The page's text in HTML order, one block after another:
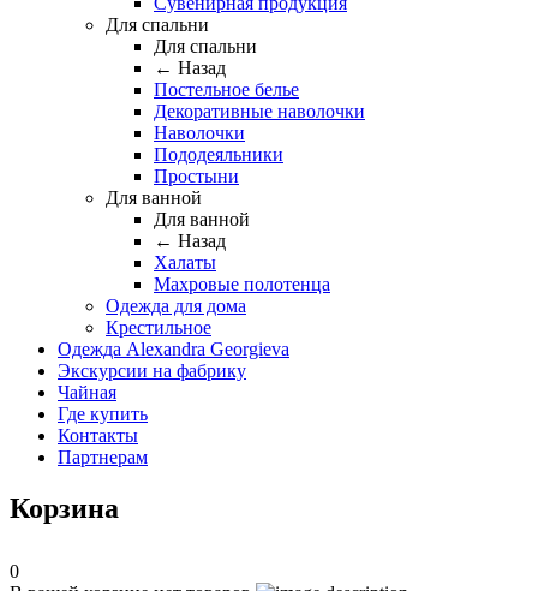
Для спальни
Для спальни
← Назад
Постельное белье
Декоративные наволочки
Наволочки
Пододеяльники
Простыни
Для ванной
Для ванной
← Назад
Халаты
Махровые полотенца
Одежда для дома
Крестильное
Одежда Alexandra Georgieva
Экскурсии на фабрику
Чайная
Где купить
Контакты
Партнерам
Корзина
0